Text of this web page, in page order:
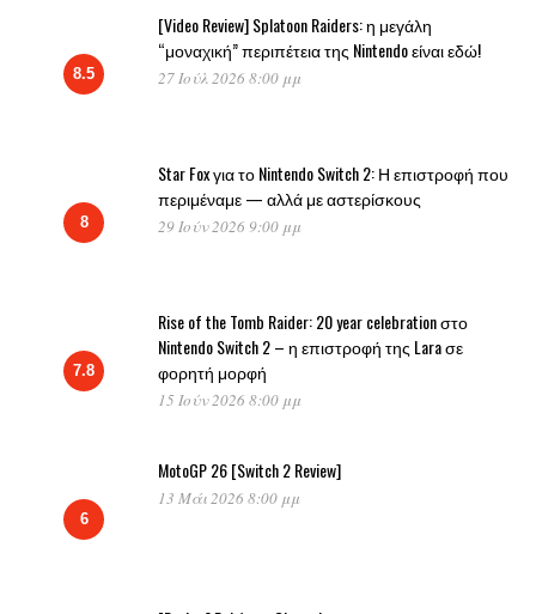
8.5
[Video Review] Splatoon Raiders: η μεγάλη
“μοναχική” περιπέτεια της Nintendo είναι εδώ!
27 Ιούλ 2026 8:00 μμ
8
Star Fox για το Nintendo Switch 2: Η επιστροφή που
περιμέναμε — αλλά με αστερίσκους
29 Ιούν 2026 9:00 μμ
7.8
Rise of the Tomb Raider: 20 year celebration στο
Nintendo Switch 2 – η επιστροφή της Lara σε
φορητή μορφή
15 Ιούν 2026 8:00 μμ
6
MotoGP 26 [Switch 2 Review]
13 Μάι 2026 8:00 μμ